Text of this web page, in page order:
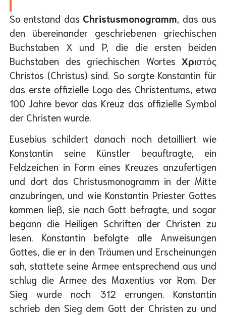
So entstand das Christusmonogramm , das aus
den übereinander geschriebenen griechischen
Buchstaben X und P, die die ersten beiden
Buchstaben des griechischen Wortes Χριστός
Christos (Christus) sind. So sorgte Konstantin für
das erste offizielle Logo des Christentums, etwa
100 Jahre bevor das Kreuz das offizielle Symbol
der Christen wurde.
Eusebius schildert danach noch detailliert wie
Konstantin seine Künstler beauftragte, ein
Feldzeichen in Form eines Kreuzes anzufertigen
und dort das Christusmonogramm in der Mitte
anzubringen, und wie Konstantin Priester Gottes
kommen ließ, sie nach Gott befragte, und sogar
begann die Heiligen Schriften der Christen zu
lesen. Konstantin befolgte alle Anweisungen
Gottes, die er in den Träumen und Erscheinungen
sah, stattete seine Armee entsprechend aus und
schlug die Armee des Maxentius vor Rom. Der
Sieg wurde noch 312 errungen. Konstantin
schrieb den Sieg dem Gott der Christen zu und